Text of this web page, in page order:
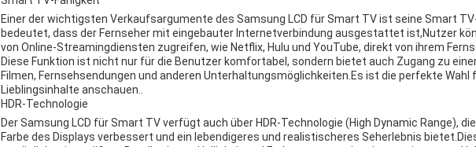
Einer der wichtigsten Verkaufsargumente des Samsung LCD für Smart TV ist seine Smart
bedeutet, dass der Fernseher mit eingebauter Internetverbindung ausgestattet ist,Nutzer
von Online-Streamingdiensten zugreifen, wie Netflix, Hulu und YouTube, direkt von ihrem
Diese Funktion ist nicht nur für die Benutzer komfortabel, sondern bietet auch Zugang zu
Filmen, Fernsehsendungen und anderen Unterhaltungsmöglichkeiten.Es ist die perfekte Wahl
Lieblingsinhalte anschauen..
HDR-Technologie
Der Samsung LCD für Smart TV verfügt auch über HDR-Technologie (High Dynamic Range),
Farbe des Displays verbessert und ein lebendigeres und realistischeres Seherlebnis